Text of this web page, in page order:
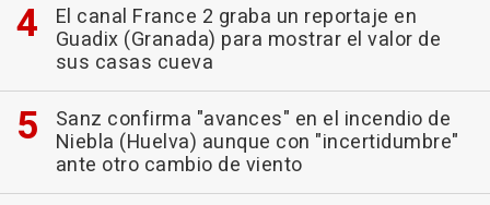
El canal France 2 graba un reportaje en
Guadix (Granada) para mostrar el valor de
sus casas cueva
Sanz confirma "avances" en el incendio de
Niebla (Huelva) aunque con "incertidumbre"
ante otro cambio de viento